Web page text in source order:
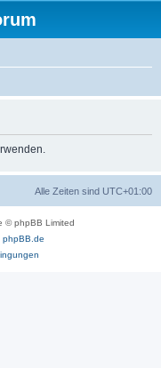
Alle Zeiten sind UTC+01:00
© phpBB Limited
phpBB.de